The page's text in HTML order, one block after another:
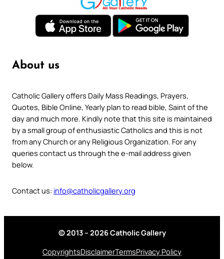
About us
Catholic Gallery offers Daily Mass Readings, Prayers,
Quotes, Bible Online, Yearly plan to read bible, Saint of the
day and much more. Kindly note that this site is maintained
by a small group of enthusiastic Catholics and this is not
from any Church or any Religious Organization. For any
queries contact us through the e-mail address given
below.
Contact us: info@catholicgallery.org
© 2013 – 2026 Catholic Gallery
CopyrightsDisclaimerTermsPrivacy Policy